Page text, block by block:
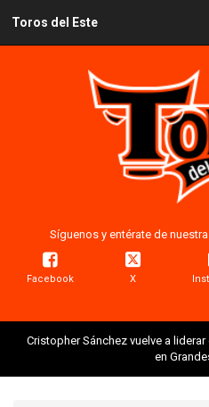
Toros del Este
Síguenos y entérate de
Facebook X
Cristopher Sánchez vuelve a
en